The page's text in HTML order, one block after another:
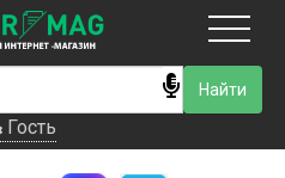
Гость
Гость